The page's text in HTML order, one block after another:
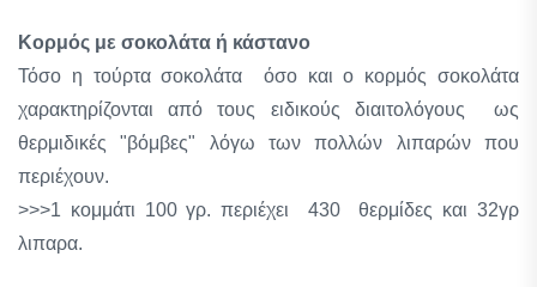
Κορμός με σοκολάτα ή κάστανο
Τόσο η τούρτα σοκολάτα όσο και ο κορμός ­σοκολάτα
χαρακτηρίζονται από τους ειδικούς διαιτολόγους ως
θερμιδικές "βόμβες" λόγω των πολλών λιπαρών που
περιέχουν.
>>>1 κομμάτι 100 γρ. περιέχει 430 θερμίδες και 32γρ
λιπαρα.